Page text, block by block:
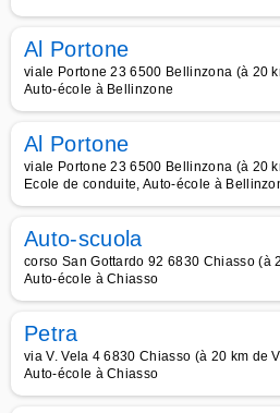
Al Portone
viale Portone 23 6500 Bellinzona (à 20
Auto-école à Bellinzone
Al Portone
viale Portone 23 6500 Bellinzona (à 20
Ecole de conduite, Auto-école à
Auto-scuola
corso San Gottardo 92 6830 Chiasso (à
Auto-école à Chiasso
Petra
via V. Vela 4 6830 Chiasso (à 20 km de
Auto-école à Chiasso